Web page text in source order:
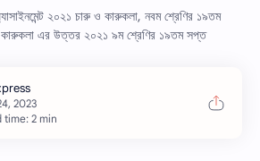
২০২১ চারু ও কারুকলা, নবম শ্রেণির ১৯তম
কারুকলা এর উত্তর ২০২১ ৯ম শ্রেণির ১৯তম সপ্ত
time: 2 min